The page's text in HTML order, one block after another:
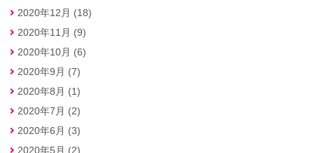
2020年12月 (18)
2020年11月 (9)
2020年10月 (6)
2020年9月 (7)
2020年8月 (1)
2020年7月 (2)
2020年6月 (3)
2020年5月 (2)